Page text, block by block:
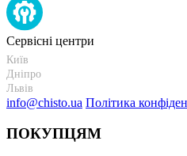
Сервісні центри
Київ
Дніпро
Львів
info@chisto.ua Політика
ПОКУПЦЯМ